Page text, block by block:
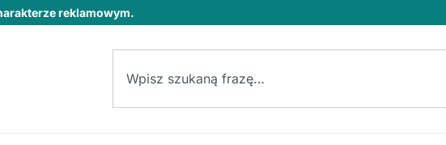
reklamowym.